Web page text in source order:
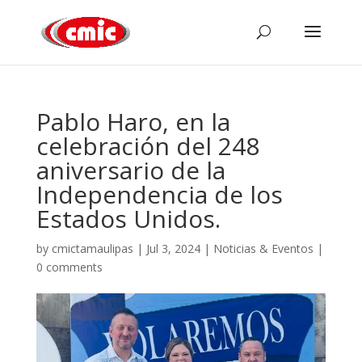
Pablo Haro, en la
celebración del 248
aniversario de la
Independencia de los
Estados Unidos.
by cmictamaulipas | Jul 3, 2024| Noticias & Eventos |
0 comments